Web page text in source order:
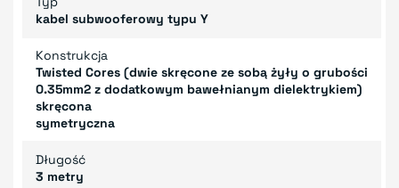
kabel subwooferowy typu Y
Konstrukcja
Twisted Cores (dwie skręcone ze sobą żyły o grubości
0.35mm2 z dodatkowym bawełnianym dielektrykiem)
skręcona
symetryczna
Długość
3 metry